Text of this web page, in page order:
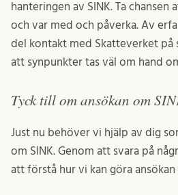
hanteringen av SINK. Ta chansen
och var med och påverka. Av
del kontakt med Skatteverket på
att synpunkter tas väl om hand
Tyck till om ansökan om
Just nu behöver vi hjälp av dig
om SINK. Genom att svara på
att förstå hur vi kan göra ansökan